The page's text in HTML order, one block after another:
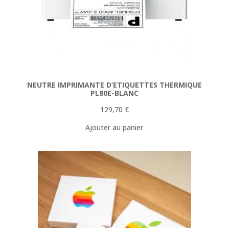
NEUTRE IMPRIMANTE D’ETIQUETTES THERMIQUE
PL80E-BLANC
129,70 €
Ajouter au panier